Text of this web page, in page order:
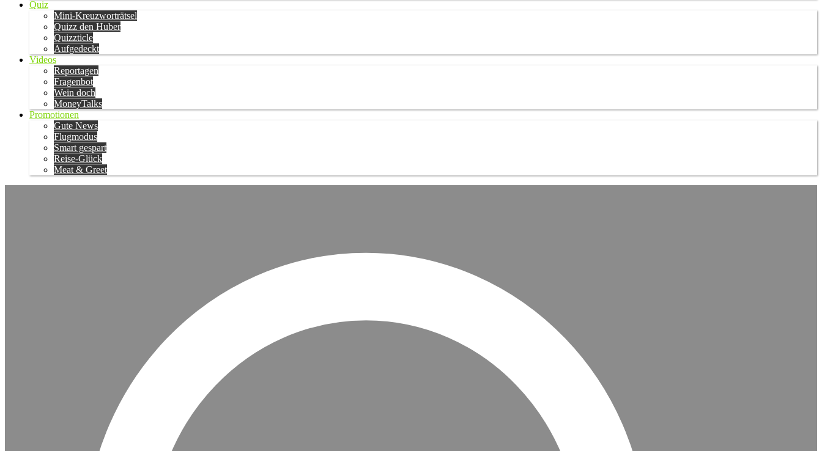
Quiz
Mini-Kreuzworträtsel
Quizz den Huber
Quizzticle
Aufgedeckt
Videos
Reportagen
Fragenbot
Wein doch
MoneyTalks
Promotionen
Gute News
Flugmodus
Smart gespart
Reise-Glück
Meat & Greet